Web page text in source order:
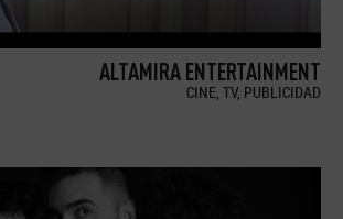
ALTAMIRA ENTERTAINMENT
CINE, TV, PUBLICIDAD